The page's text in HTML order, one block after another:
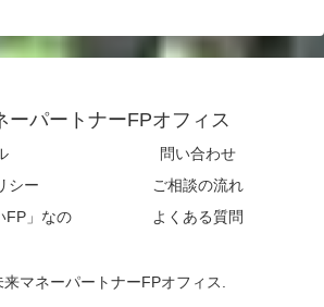
ーパートナーFPオフィス
問い合わせ
シー
ご相談の流れ
FP」なの
よくある質問
マネーパートナーFPオフィス.